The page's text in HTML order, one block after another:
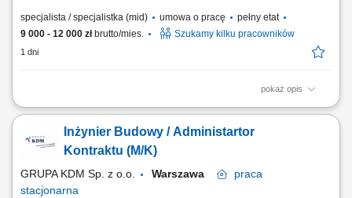
specjalista / specjalistka (mid) umowa o pracę
pełny etat
9 000 - 12 000 złbrutto/mies. Szukamy kilku pracowników
1 dni
pokaż opis
Miejsce pracy: Warszawa i okolice (do 30k) Opis stanowiska:
projektantami, inwestorem oraz podwykonawcami. Nadzór nad
realizacją robót drogowych i ziemnych zgodnie z dokumentacją
Inżynier Budowy / Administartor
Kontraktu (M/K)
GRUPA KDM Sp. z o.o. Warszawa
praca
stacjonarna